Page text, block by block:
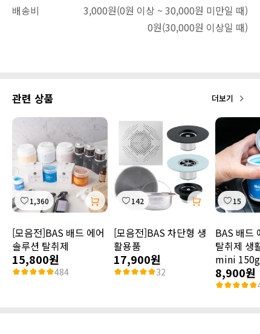
배송비
3,000원(0원 이상 ~ 30,000원 미만일 때)
0원(30,000원 이상일 때)
관련 상품 더보기
1,360
[모음전]BAS 배드 에어
솔루션 탈취제
15,800원
484
142
[모음전]BAS 차단형 생
활용품
17,900원
32
15
BAS 배드
탈취제 생
mini 150g
8,900원